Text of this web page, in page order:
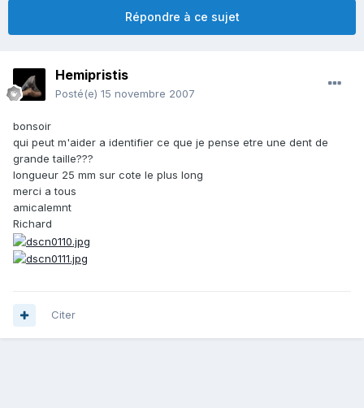
Répondre à ce sujet
Hemipristis
Posté(e) 15 novembre 2007
bonsoir
qui peut m'aider a identifier ce que je pense etre une dent de
grande taille???
longueur 25 mm sur cote le plus long
merci a tous
amicalemnt
Richard
Citer